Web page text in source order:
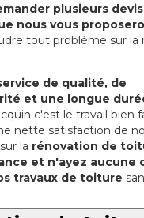
plusieurs
nous vous
tout problème sur la
de qualité, de
et une longue
c'est le travail bien
nette satisfaction de
la rénovation de
et n'ayez aucune
travaux de toiture